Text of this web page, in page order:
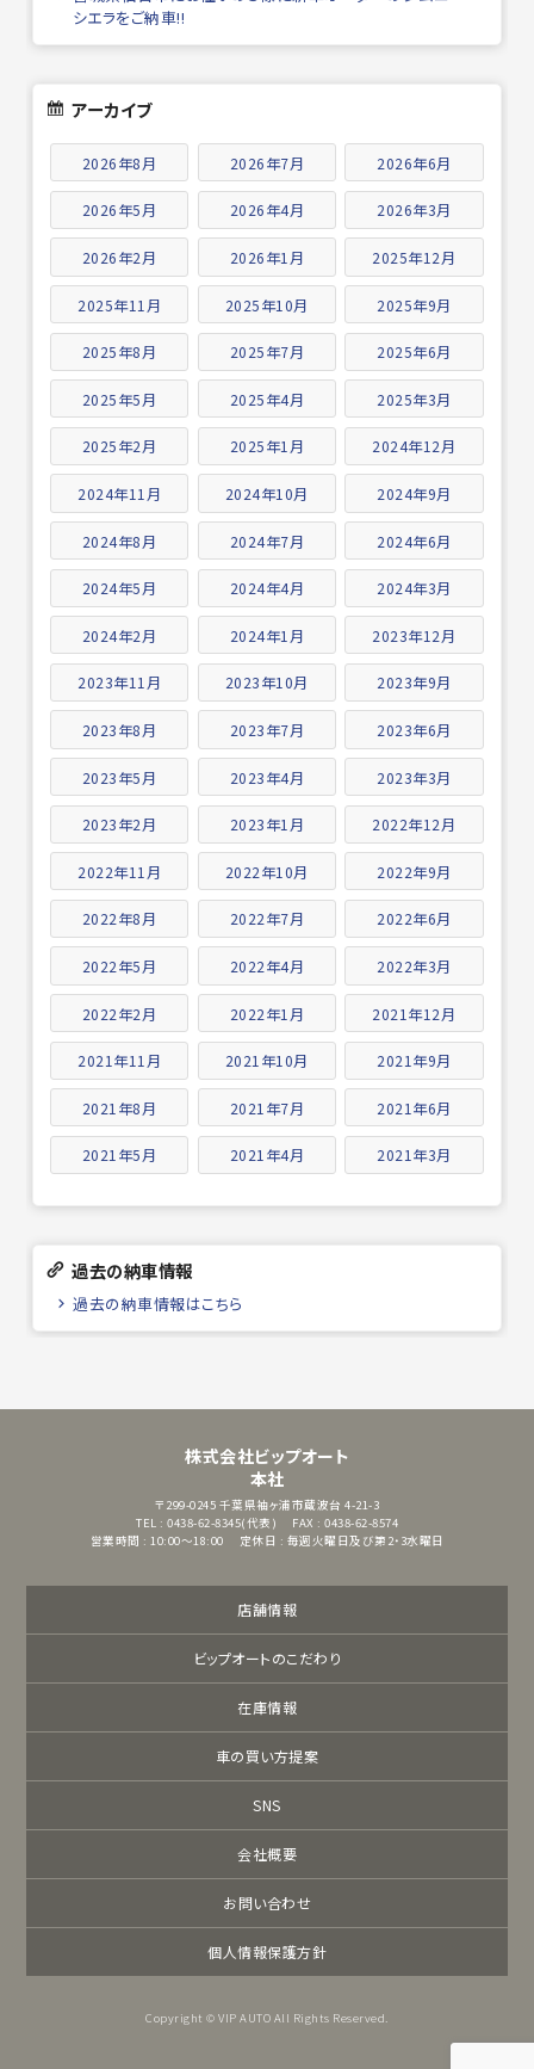
シエラをご納車!!
アーカイブ
2026年8月 2026年7月 2026年6月
2026年5月 2026年4月 2026年3月
2026年2月 2026年1月 2025年12月
2025年11月 2025年10月 2025年9月
2025年8月 2025年7月 2025年6月
2025年5月 2025年4月 2025年3月
2025年2月 2025年1月 2024年12月
2024年11月 2024年10月 2024年9月
2024年8月 2024年7月 2024年6月
2024年5月 2024年4月 2024年3月
2024年2月 2024年1月 2023年12月
2023年11月 2023年10月 2023年9月
2023年8月 2023年7月 2023年6月
2023年5月 2023年4月 2023年3月
2023年2月 2023年1月 2022年12月
2022年11月 2022年10月 2022年9月
2022年8月 2022年7月 2022年6月
2022年5月 2022年4月 2022年3月
2022年2月 2022年1月 2021年12月
2021年11月 2021年10月 2021年9月
2021年8月 2021年7月 2021年6月
2021年5月 2021年4月 2021年3月
過去の納車情報
過去の納車情報はこちら
株式会社ビップオート
本社
〒299-0245 千葉県袖ヶ浦市蔵波台 4-21-3
TEL : 0438-62-8345(代表)
FAX : 0438-62-8574
営業時間 : 10:00～18:00
定休日 : 毎週火曜日及び第2・3水曜日
店舗情報
ビップオートのこだわり
在庫情報
車の買い方提案
SNS
会社概要
お問い合わせ
個人情報保護方針
Copyright © VIP AUTO All Rights Reserved.